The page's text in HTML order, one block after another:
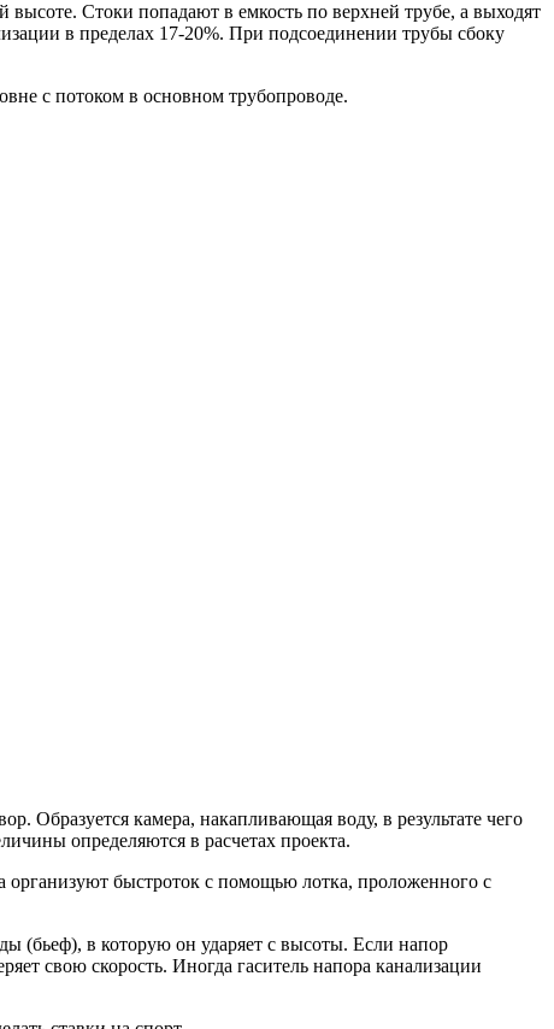
Стоки попадают в емкость по верхней трубе, а выходят
в пределах 17-20%. При подсоединении трубы сбоку
с потоком в основном трубопроводе.
Образуется камера, накапливающая воду, в результате чего
определяются в расчетах проекта.
организуют быстроток с помощью лотка, проложенного с
(бьеф), в которую он ударяет с высоты. Если напор
свою скорость. Иногда гаситель напора канализации